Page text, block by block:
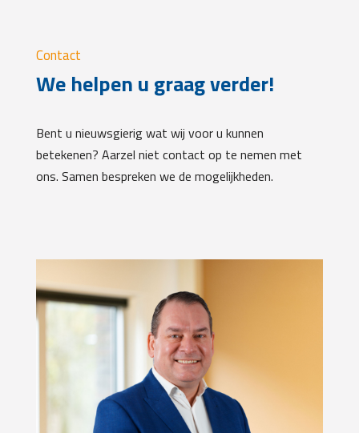
Contact
We helpen u graag verder!
Bent u nieuwsgierig wat wij voor u kunnen
betekenen? Aarzel niet contact op te nemen met
ons. Samen bespreken we de mogelijkheden.